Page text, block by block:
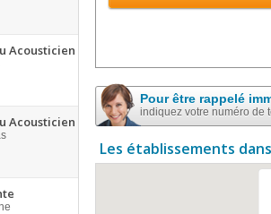
Acousticien
Acousticien
Pour être rappelé
indiquez votre numéro de
Les établissements